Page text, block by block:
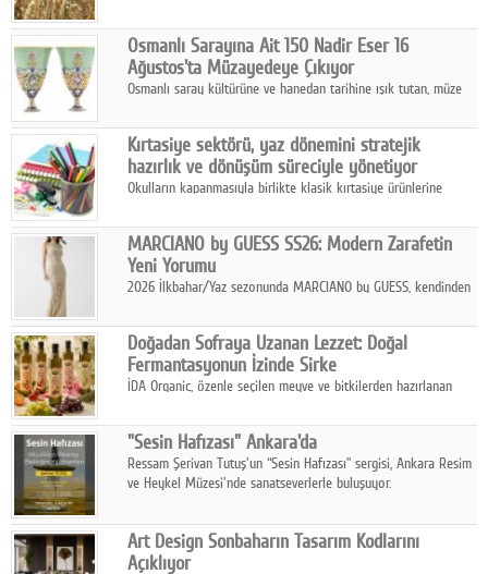
geçirdi.
Osmanlı Sarayına Ait 150 Nadir Eser 16
Ağustos'ta Müzayedeye Çıkıyor
Osmanlı saray kültürüne ve hanedan tarihine ışık tutan, müze
Ağustos'ta Arthill Müzecilik'in düzenleyeceği özel müzayedede
koleksiyonerlerle buluşuyor
Kırtasiye sektörü, yaz dönemini stratejik
hazırlık ve dönüşüm süreciyle yönetiyor
Okulların kapanmasıyla birlikte klasik kırtasiye ürünlerine
sanat ve eğitici aktivite ürünleriyle dinamik bir biçimde
geçiriyor.
MARCIANO by GUESS SS26: Modern Zarafetin
Yeni Yorumu
2026 İlkbahar/Yaz sezonunda MARCIANO by GUESS, kendinden
Doğadan Sofraya Uzanan Lezzet: Doğal
Fermantasyonun İzinde Sirke
İDA Organic, özenle seçilen meyve ve bitkilerden hazırlanan
sofralarına taşıyor.
"Sesin Hafızası" Ankara'da
Ressam Şerivan Tutuş'un “Sesin Hafızası” sergisi, Ankara Resim
ve Heykel Müzesi'nde sanatseverlerle buluşuyor.
Art Design Sonbaharın Tasarım Kodlarını
Açıklıyor